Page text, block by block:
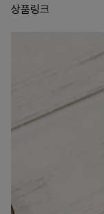
상품링크